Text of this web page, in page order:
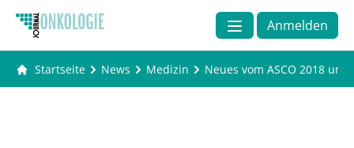
Anmelden
Startseite News Medizin Neues vom ASCO 2018